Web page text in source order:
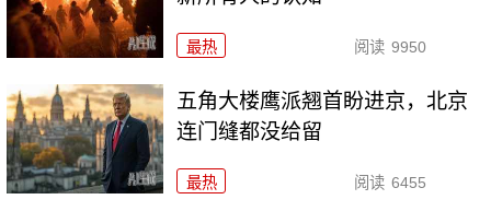
最热 阅读 9950
五角大楼鹰派翘首盼进京，北京
连门缝都没给留
最热 阅读 6455